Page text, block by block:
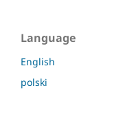
Language
English
polski